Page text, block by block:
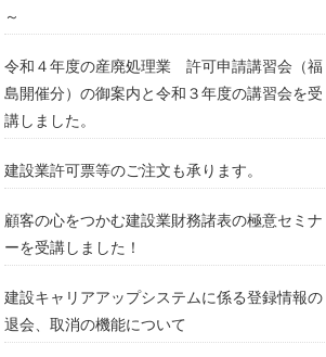
～
令和４年度の産廃処理業 許可申請講習会（福
島開催分）の御案内と令和３年度の講習会を受
講しました。
建設業許可票等のご注文も承ります。
顧客の心をつかむ建設業財務諸表の極意セミナ
ーを受講しました！
建設キャリアアップシステムに係る登録情報の
退会、取消の機能について